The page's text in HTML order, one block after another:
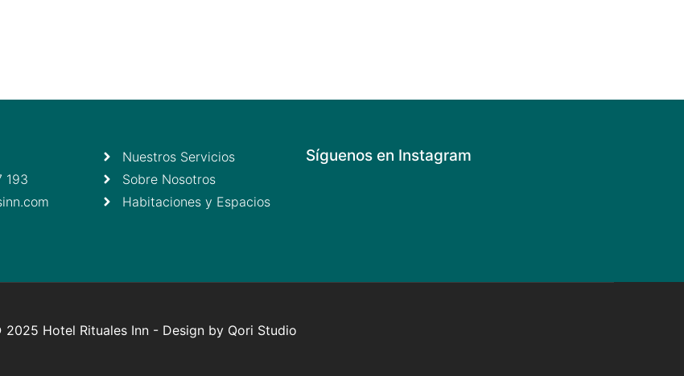
193
Nuestros Servicios
Sobre Nosotros
Habitaciones y Espacios
Síguenos en Instagram
2025 Hotel Rituales Inn - Design by Qori Studio